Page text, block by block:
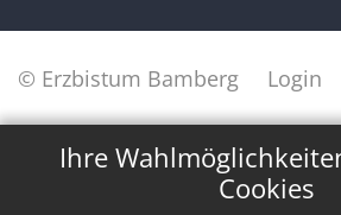
Ihre
Cookies
© Erzbistum Bamberg Login